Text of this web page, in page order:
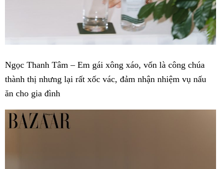
Ngọc Thanh Tâm – Em gái xông xáo, vốn là công chúa
thành thị nhưng lại rất xốc vác, đảm nhận nhiệm vụ nấu
ăn cho gia đình